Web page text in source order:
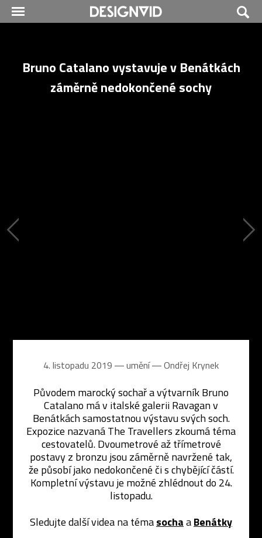
Bruno Catalano vystavuje v Benátkách
záměrně nedokončené sochy
4. listopadu 2019 ― umění ―Ondřej Krynek
Původem marocký sochař a výtvarník Bruno
Catalano má v italské galerii Ravagan v
Benátkách samostatnou výstavu svých soch.
Expozice nazvaná The Travellers zkoumá téma
cestovatelů. Dvoumetrové až třímetrové
postavy z bronzu jsou záměrně navržené tak,
že působí jako nedokončené či s chybějící částí.
Kompletní výstavu je možné zhlédnout do 24.
listopadu.
Sledujte další videa na témasochaaBenátky